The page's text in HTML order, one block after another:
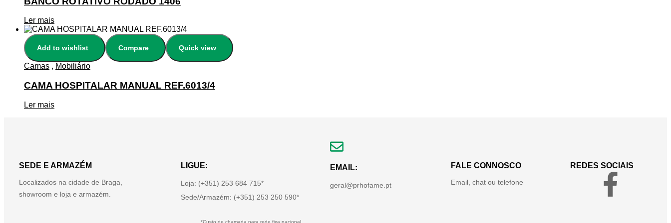
Ler mais
Add to wishlist Compare Quick view
Camas , Mobiliário
CAMA HOSPITALAR MANUAL REF.6013/4
Ler mais
SEDE E ARMAZÉM
Localizados na cidade de Braga,
showroom e loja e armazém.
LIGUE:
Loja: (+351) 253 684 715*
Sede/Armazém: (+351) 253 250 590*
*Custo de chamada para rede fixa nacional
EMAIL:
geral@prhofame.pt
FALE CONNOSCO
Email, chat ou telefone
REDES SOCIAIS